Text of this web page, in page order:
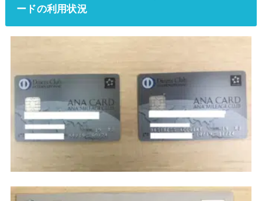
ードの利用状況